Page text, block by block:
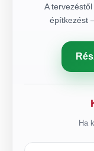
A
építkezést
Ha